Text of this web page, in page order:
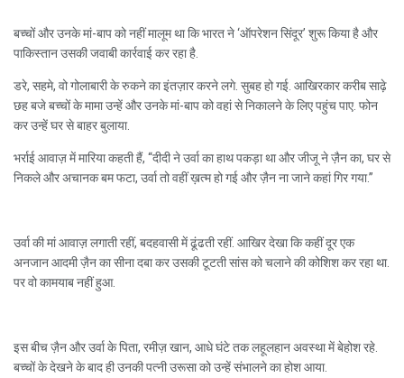
बच्चों और उनके मां-बाप को नहीं मालूम था कि भारत ने ‘ऑपरेशन सिंदूर’ शुरू किया है और
पाकिस्तान उसकी जवाबी कार्रवाई कर रहा है.
डरे, सहमे, वो गोलाबारी के रुकने का इंतज़ार करने लगे. सुबह हो गई. आखिरकार करीब साढ़े
छह बजे बच्चों के मामा उन्हें और उनके मां-बाप को वहां से निकालने के लिए पहुंच पाए. फोन
कर उन्हें घर से बाहर बुलाया.
भर्राई आवाज़ में मारिया कहती हैं, “दीदी ने उर्वा का हाथ पकड़ा था और जीजू ने ज़ैन का, घर से
निकले और अचानक बम फटा, उर्वा तो वहीं ख़त्म हो गई और ज़ैन ना जाने कहां गिर गया.”
उर्वा की मां आवाज़ लगाती रहीं, बदहवासी में ढूंढती रहीं. आखिर देखा कि कहीं दूर एक
अनजान आदमी ज़ैन का सीना दबा कर उसकी टूटती सांस को चलाने की कोशिश कर रहा था.
पर वो कामयाब नहीं हुआ.
इस बीच ज़ैन और उर्वा के पिता, रमीज़ खान, आधे घंटे तक लहूलहान अवस्था में बेहोश रहे.
बच्चों के देखने के बाद ही उनकी पत्नी उरूसा को उन्हें संभालने का होश आया.